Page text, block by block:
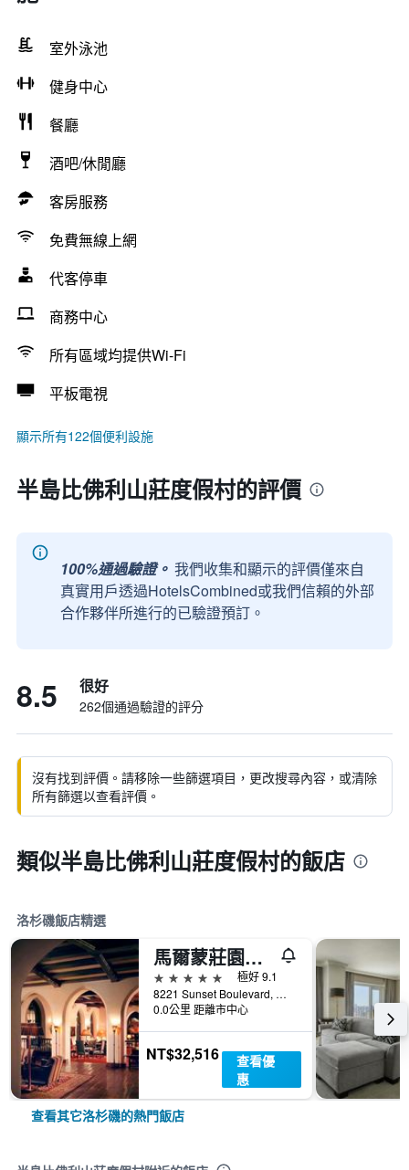
室外泳池
健身中心
餐廳
酒吧/休閒廳
客房服務
免費無線上網
代客停車
商務中心
所有區域均提供Wi-Fi
平板電視
顯示所有122個便利設施
半島比佛利山莊度假村的評價
100%通過驗證。 我們收集和顯示的評價僅來自
真實用戶透過HotelsCombined或我們信賴的外部
合作夥伴所進行的已驗證預訂。
8.5 很好
262個通過驗證的評分
沒有找到評價。請移除一些篩選項目，更改搜尋內容，或清除
所有篩選以查看評價。
類似半島比佛利山莊度假村的飯店
洛杉磯飯店精選
馬爾蒙莊園酒店
5星級
極好 9.1
8221 Sunset Boulevard, 洛杉磯, CA, 美國
0.0公里 距離市中心
NT$32,516
查看優
惠
查看其它洛杉磯的熱門飯店